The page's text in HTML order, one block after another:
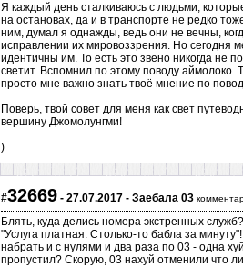
Я каждый день сталкиваюсь с людьми,
на остановах, да и в транспорте не редко
ним, думал я однажды, ведь они не вечны,
исправлении их мировоззрения. Но сегодня
идентичны им. То есть это звено никогда не
светит. Вспомнил по этому поводу
просто мне важно знать твоё мнение по
Поверь, твой совет для меня как свет
вершину Джомолунгми!
)
#32669- 27.07.2017 - Заебала 03
Блять, куда делись номера экстренных
"Услуга платная. Столько-то бабла за
набрать и с нулями и два раза по 03 - одна
пропустил? Скорую, 03 нахуй отменили что